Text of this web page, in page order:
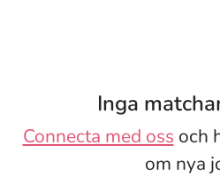
Inga
Connecta med oss och
om nya